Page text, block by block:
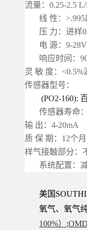
流量：0.25-2.5
线 性：
压 力：进样
电 源：9-
响应时间：
灵 敏 度：<0.5%
传感器型号：
(PO2-160):
传感器寿命
输 出：4-20mA
质 保 期：12个
样气接触部分：
系统配置：
美国
氧气、氧气
100%） ;